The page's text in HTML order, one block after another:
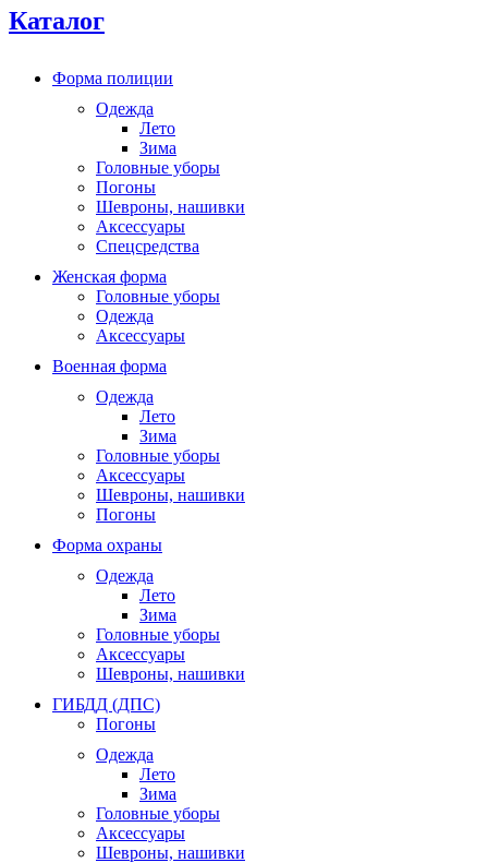
Каталог
Форма полиции
Одежда
Лето
Зима
Головные уборы
Погоны
Шевроны, нашивки
Аксессуары
Спецсредства
Женская форма
Головные уборы
Одежда
Аксессуары
Военная форма
Одежда
Лето
Зима
Головные уборы
Аксессуары
Шевроны, нашивки
Погоны
Форма охраны
Одежда
Лето
Зима
Головные уборы
Аксессуары
Шевроны, нашивки
ГИБДД (ДПС)
Погоны
Одежда
Лето
Зима
Головные уборы
Аксессуары
Шевроны, нашивки